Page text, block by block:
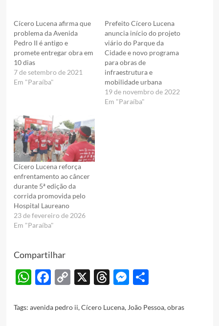
Cícero Lucena afirma que
problema da Avenida
Pedro II é antigo e
promete entregar obra em
10 dias
7 de setembro de 2021
Em "Paraíba"
Prefeito Cícero Lucena
anuncia início do projeto
viário do Parque da
Cidade e novo programa
para obras de
infraestrutura e
mobilidade urbana
19 de novembro de 2022
Em "Paraíba"
Cícero Lucena reforça
enfrentamento ao câncer
durante 5ª edição da
corrida promovida pelo
Hospital Laureano
23 de fevereiro de 2026
Em "Paraíba"
Compartilhar
WhatsApp
Facebook
Copy
X Threads
Messenger
Share
Tags: avenida pedro ii,Cícero Lucena, João Pessoa,obras